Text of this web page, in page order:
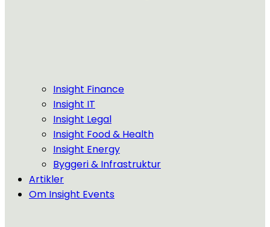
Insight Finance
Insight IT
Insight Legal
Insight Food & Health
Insight Energy
Byggeri & Infrastruktur
Artikler
Om Insight Events